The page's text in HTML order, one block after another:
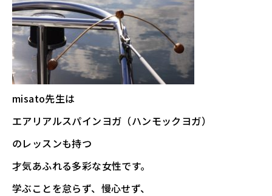
misato先生は
エアリアルスパインヨガ（ハンモックヨガ）
のレッスンも持つ
才気あふれる多彩な女性です。
学ぶことを怠らず、慢心せず、